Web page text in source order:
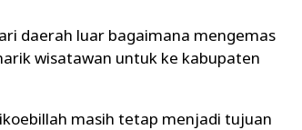
daerah luar bagaimana mengemas
wisatawan untuk ke kabupaten
masih tetap menjadi tujuan